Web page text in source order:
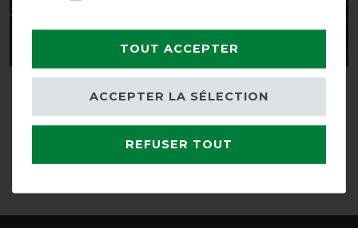
avant 89,95 €
12 Turnout Hood 150g
avant 72,95 €
65,65 € *
TOUT ACCEPTER
REFUSER TOUT
ACCEPTER LA SÉLECTION